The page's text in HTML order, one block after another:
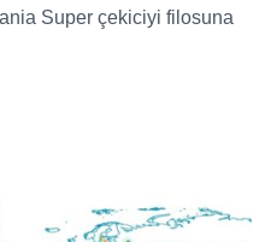
Super çekiciyi filosuna